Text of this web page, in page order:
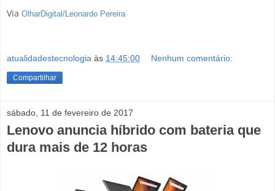
Via OlharDigital/Leonardo Pereira
atualidadestecnologia às 14:45:00 Nenhum comentário:
Compartilhar
sábado, 11 de fevereiro de 2017
Lenovo anuncia híbrido com bateria que
dura mais de 12 horas